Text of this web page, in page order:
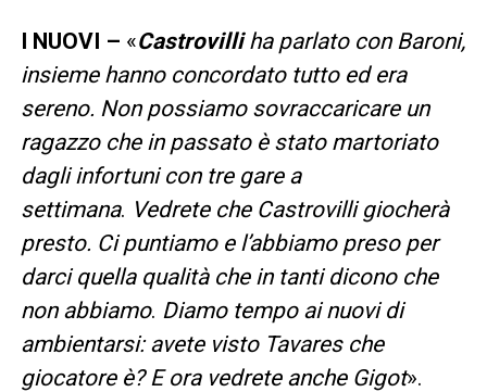
I NUOVI – «Castrovilliha parlato con Baroni,
insieme hanno concordato tutto ed era
sereno. Non possiamo sovraccaricare un
ragazzo che in passato è stato martoriato
dagli infortuni con tre gare a
settimana. Vedrete che Castrovilli giocherà
presto. Ci puntiamo e l’abbiamo preso per
darci quella qualità che in tanti dicono che
non abbiamo. Diamo tempo ai nuovi di
ambientarsi: avete visto Tavares che
giocatore è? E ora vedrete anche Gigot».